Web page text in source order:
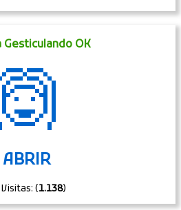
Gesticulando OK
ABRIR
Visitas: (1.138)